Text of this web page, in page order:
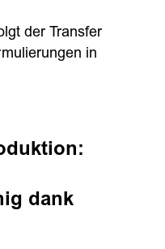
der Transfer
in
dank